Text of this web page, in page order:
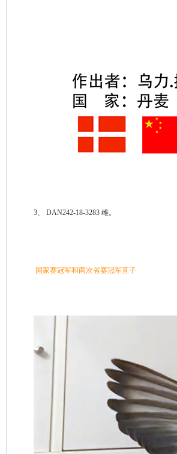
3、 DAN242-18-3283 雌。
国家赛冠军和两次省赛冠军直子